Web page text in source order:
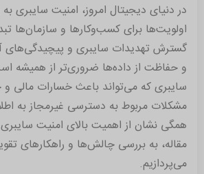
در دنیای دیجیتال امروز، امنیت سایبری
اولویت‌ها برای کسب‌وکارها و سازمان‌ها
گسترش تهدیدات سایبری و پیچیدگی‌های
و حفاظت از داده‌ها ضروری‌تر از همیشه
سایبری که می‌تواند باعث خسارات مالی و
مشکلات مربوط به دسترسی غیرمجاز به
همگی نشان از اهمیت بالای امنیت سایبری
مقاله، به بررسی چالش‌ها و راهکارهای
می‌پردازیم.